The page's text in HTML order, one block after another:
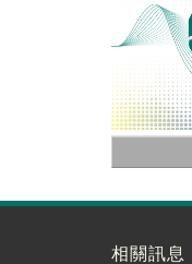
相關訊息